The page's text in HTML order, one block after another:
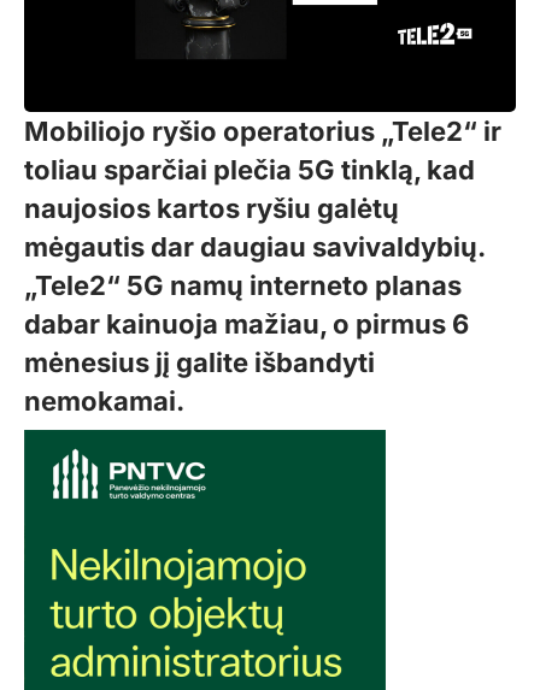
Mobiliojo ryšio operatorius „Tele2“ ir
toliau sparčiai plečia 5G tinklą, kad
naujosios kartos ryšiu galėtų
mėgautis dar daugiau savivaldybių.
„Tele2“ 5G namų interneto planas
dabar kainuoja mažiau, o pirmus 6
mėnesius jį galite išbandyti
nemokamai.